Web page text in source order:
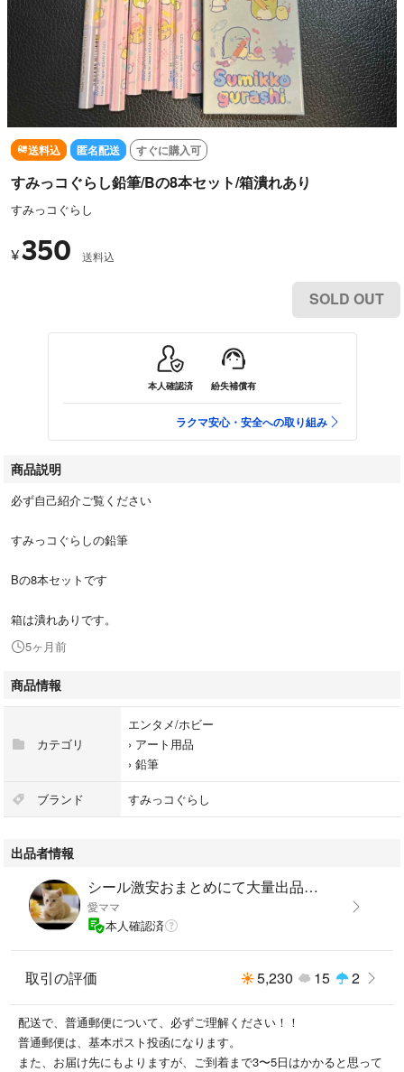
送料込 匿名配送 すぐに購入可
すみっコぐらし鉛筆/Bの8本セット/箱潰れあり
すみっコぐらし
¥350 送料込
SOLD OUT
本人確認済 紛失補償有
ラクマ安心・安全への取り組み
商品説明
必ず自己紹介ご覧ください
すみっコぐらしの鉛筆
Bの8本セットです
箱は潰れありです。
5ヶ月前
商品情報
カテゴリ
エンタメ/ホビー
› アート用品
› 鉛筆
ブランド すみっコぐらし
出品者情報
シール激安おまとめにて大量出品中！！
愛ママ
本人確認済
取引の評価 5,230 15 2
配送で、普通郵便について、必ずご理解ください！！
普通郵便は、基本ポスト投函になります。
また、お届け先にもよりますが、ご到着まで3〜5日はかかると思って